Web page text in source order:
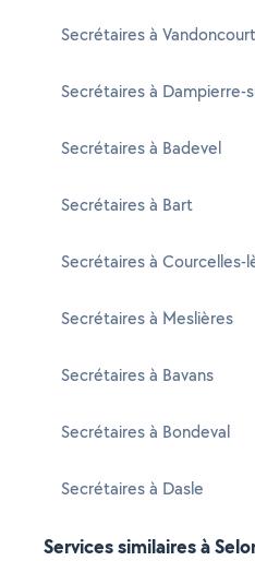
Secrétaires à Vandoncourt
Secrétaires à Dampierre-
Secrétaires à Badevel
Secrétaires à Bart
Secrétaires à Courcelles-
Secrétaires à Meslières
Secrétaires à Bavans
Secrétaires à Bondeval
Secrétaires à Dasle
Services similaires à